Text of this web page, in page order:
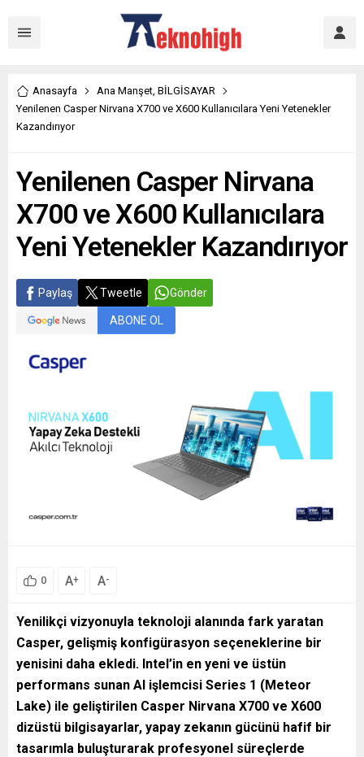
Anasayfa Ana Manşet, BİLGİSAYAR
Yenilenen Casper Nirvana X700 ve X600 Kullanıcılara Yeni Yetenekler
Kazandırıyor
Yenilenen Casper Nirvana
X700 ve X600 Kullanıcılara
Yeni Yetenekler Kazandırıyor
Paylaş Tweetle Gönder
ABONE OL
0 A+ A-
Yenilikçi vizyonuyla teknoloji alanında fark yaratan
Casper, gelişmiş konfigürasyon seçeneklerine bir
yenisini daha ekledi. Intel’in en yeni ve üstün
performans sunan AI işlemcisi Series 1 (Meteor
Lake) ile geliştirilen Casper Nirvana X700 ve X600
dizüstü bilgisayarlar, yapay zekanın gücünü hafif bir
tasarımla buluşturarak profesyonel süreçlerde